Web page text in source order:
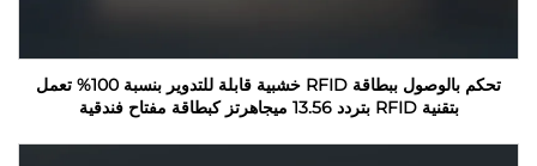
تحكم بالوصول ببطاقة RFID خشبية قابلة للتدوير بنسبة 100% تعمل
بتقنية RFID بتردد 13.56 ميجاهرتز كبطاقة مفتاح فندقية